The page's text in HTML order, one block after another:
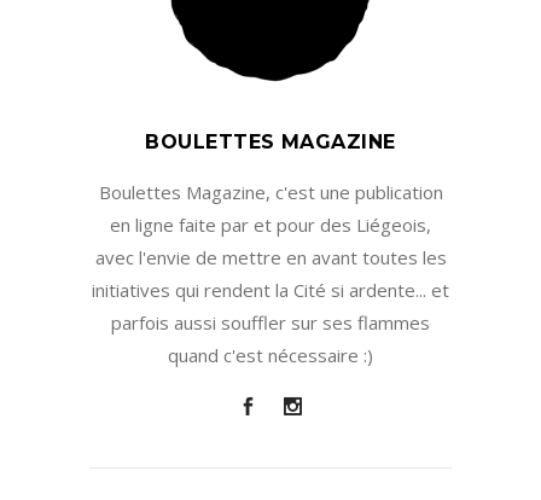
BOULETTES MAGAZINE
Boulettes Magazine, c'est une publication
en ligne faite par et pour des Liégeois,
avec l'envie de mettre en avant toutes les
initiatives qui rendent la Cité si ardente... et
parfois aussi souffler sur ses flammes
quand c'est nécessaire :)